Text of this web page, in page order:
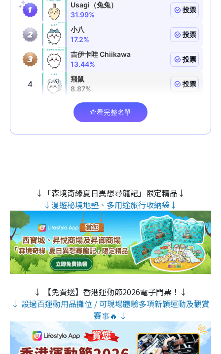
↓「森境奇緣夏日異想尋龍記」限定精品↓
↓漫遊秘境地墊、多用途旅行收納袋↓
↓ 【免費送】香港運動節2026電子門票！↓
↓ 設過百運動用品攤位 / 可現場體驗多項新穎運動及觀賞
賽事🔥 ↓